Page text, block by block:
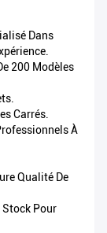
Dans
200 Modèles
Carrés.
À
Qualité De
Stock Pour